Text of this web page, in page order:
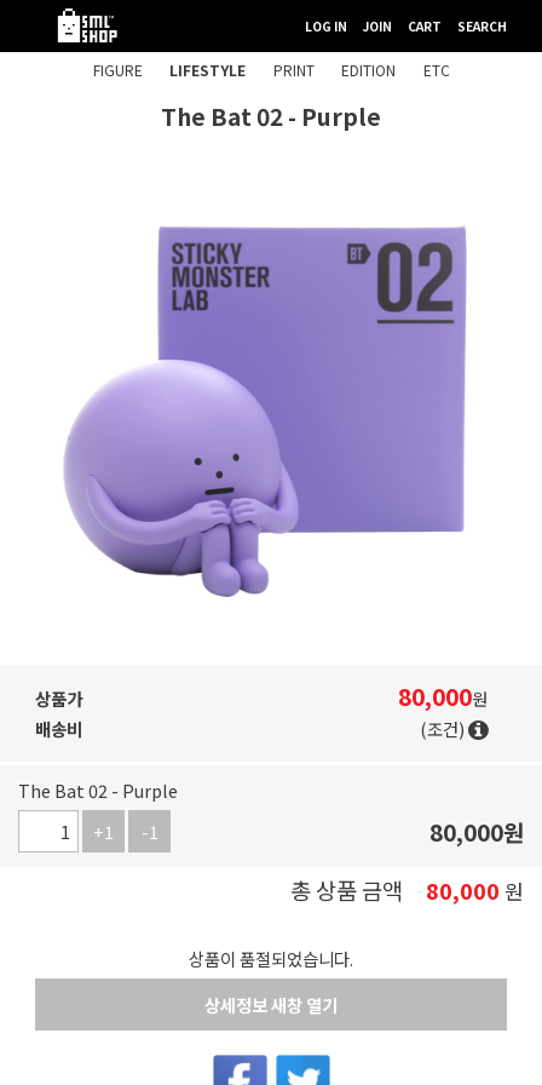
LOG IN JOIN CART SEARCH
FIGURE LIFESTYLE PRINT EDITION ETC
The Bat 02 - Purple
상품가 80,000원
배송비
(조건)
The Bat 02 - Purple
+1
-1 80,000원
총 상품 금액
80,000 원
상품이 품절되었습니다.
상세정보 새창 열기